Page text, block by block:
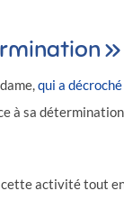
»
qui a
à sa détermination
activité tout